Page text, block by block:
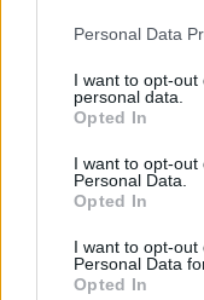
Please note that this
not limited to your
grant or deny
use your data for
consent section.
Personal Data
I want to opt-
personal data.
Opted In
I want to opt-out
Personal Data.
Opted In
I want to opt-
Personal Data
Opted In
i
Su